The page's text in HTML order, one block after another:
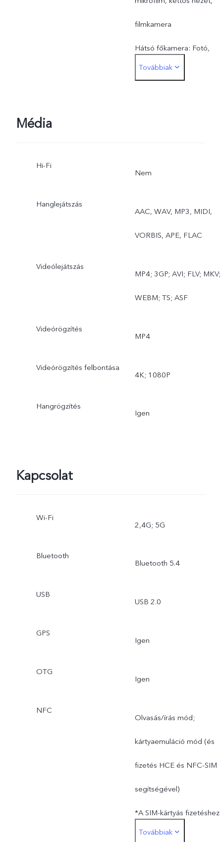
filmkamera
Hátsó főkamera: Fotó,
portré, éjszaka, videó,
alatti fényképezés, kettős
nézet, filmkamera
víz alatti fényképezés
Továbbiak
Média
Hi-Fi
Nem
Hanglejátszás
AAC, WAV, MP3, MIDI,
VORBIS, APE, FLAC
Videólejátszás
MP4; 3GP; AVI; FLV; MKV;
WEBM; TS; ASF
Videórögzítés
MP4
Videórögzítés felbontása
4K; 1080P
Hangrögzítés
Igen
Kapcsolat
Wi-Fi
2,4G; 5G
Bluetooth
Bluetooth 5.4
USB
USB 2.0
GPS
Igen
OTG
Igen
NFC
Olvasás/írás mód;
kártyaemuláció mód (és
fizetés HCE és NFC-SIM
segítségével)
*A SIM-kártyás fizetéshez
használt SIM-kártyát a
Továbbiak